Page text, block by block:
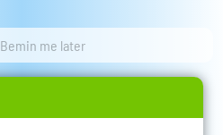
Bemin me later